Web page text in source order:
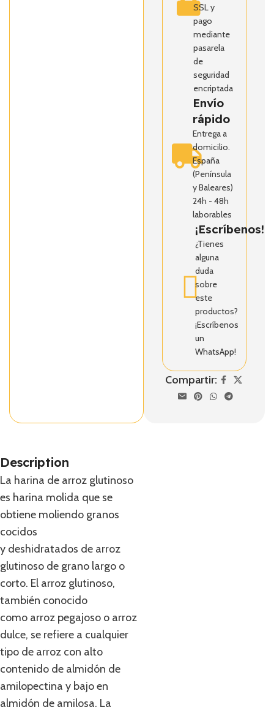
SSL y
pago
mediante
pasarela
de
seguridad
encriptada
Envío
rápido
Entrega a
domicilio.
España
(Península
y Baleares)
24h - 48h
laborables
¡Escríbenos!
¿Tienes
alguna
duda
sobre
este
productos?
¡Escríbenos
un
WhatsApp!
Compartir:
Description
La harina de arroz glutinoso
es harina molida que se
obtiene moliendo granos
cocidos
y deshidratados de arroz
glutinoso de grano largo o
corto. El arroz glutinoso,
también conocido
como arroz pegajoso o arroz
dulce, se refiere a cualquier
tipo de arroz con alto
contenido de almidón de
amilopectina y bajo en
almidón de amilosa. La